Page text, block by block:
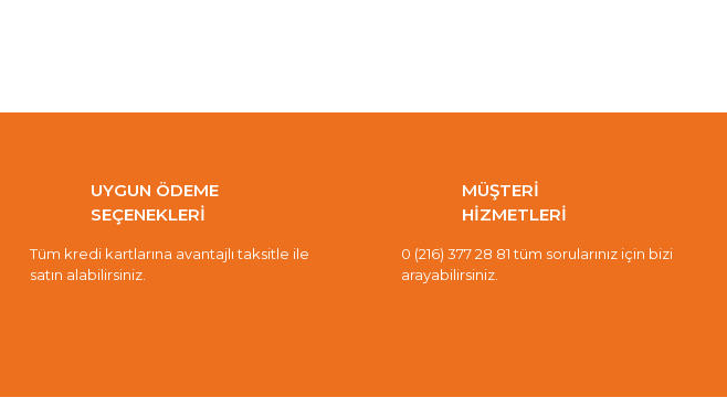
UYGUN ÖDEME
SEÇENEKLERİ
Tüm kredi kartlarına avantajlı taksitle ile
satın alabilirsiniz.
MÜŞTERİ
HİZMETLERİ
0 (216) 377 28 81 tüm sorularınız için bizi
arayabilirsiniz.